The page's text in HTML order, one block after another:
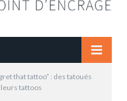
that tattoo” : des tatoués
tattoos